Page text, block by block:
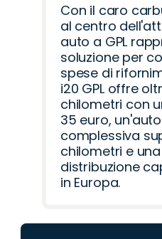
Con il caro
al centro
auto a GPL
soluzione per
spese di
i20 GPL offre
chilometri con
35 euro,
complessiva
chilometri e
distribuzione
in Europa.